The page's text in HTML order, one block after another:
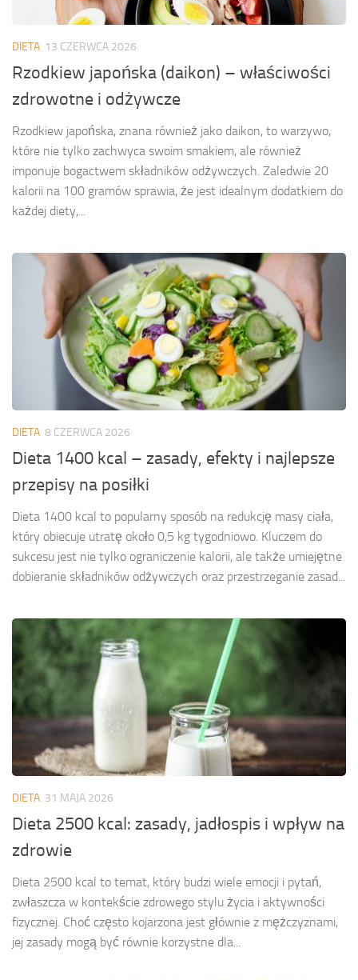
DIETA 13 CZERWCA 2026
Rzodkiew japońska (daikon) – właściwości
zdrowotne i odżywcze
Rzodkiew japońska, znana również jako daikon, to warzywo,
które nie tylko zachwyca swoim smakiem, ale również
imponuje bogactwem składników odżywczych. Zaledwie 20
kalorii na 100 gramów sprawia, że jest idealnym dodatkiem do
każdej diety,...
DIETA 8 CZERWCA 2026
Dieta 1400 kcal – zasady, efekty i najlepsze
przepisy na posiłki
Dieta 1400 kcal to popularny sposób na redukcję masy ciała,
który obiecuje utratę około 0,5 kg tygodniowo. Kluczem do
sukcesu jest nie tylko ograniczenie kalorii, ale także umiejętne
dobieranie składników odżywczych oraz przestrzeganie zasad...
DIETA 31 MAJA 2026
Dieta 2500 kcal: zasady, jadłospis i wpływ na
zdrowie
Dieta 2500 kcal to temat, który budzi wiele emocji i pytań,
zwłaszcza w kontekście zdrowego stylu życia i aktywności
fizycznej. Choć często kojarzona jest głównie z mężczyznami,
jej zasady mogą być równie korzystne dla...